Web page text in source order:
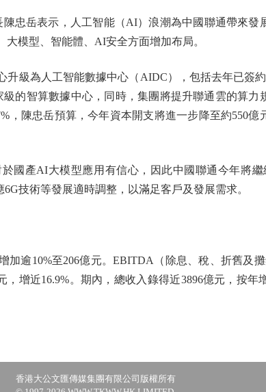
岳表示，人工智能（AI）浪潮為中國聯通帶來發
模型、智能體、AI安全方面增加布局。
級為人工智能數據中心（AIDC），包括去年已簽
的智算數據中心，同時，集團將提升聯通雲的算力
，陳忠岳預算，今年資本開支將進一步降至約550
產AI大模型應用有信心，因此中國聯通今年將繼
技術等發展適時調整，以滿足客戶及發展需求。
逾10%至206億元。EBITDA（除息、稅、折舊及
，增近16.9%。期內，總收入錄得近3896億元，按年
香港大公文匯傳媒集團有限公司版權所有